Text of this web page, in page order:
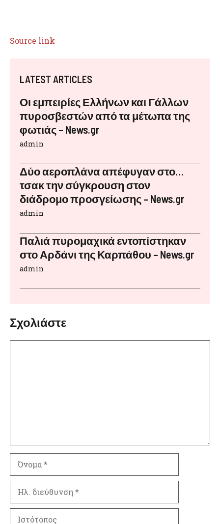
Source link
LATEST ARTICLES
Οι εμπειρίες Ελλήνων και Γάλλων
πυροσβεστών από τα μέτωπα της
φωτιάς – News.gr
admin
Δύο αεροπλάνα απέφυγαν στο…
τσακ την σύγκρουση στον
διάδρομο προσγείωσης – News.gr
admin
Παλιά πυρομαχικά εντοπίστηκαν
στο Αρδάνι της Καρπάθου – News.gr
admin
Σχολιάστε
διεύθυνση